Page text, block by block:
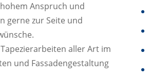
Anspruch und
gerne zur Seite und
aller Art im
und Fassadengestaltung